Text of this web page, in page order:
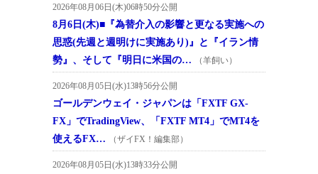
2026年08月06日(木)06時50分公開
8月6日(木)■『為替介入の影響と更なる実施への
思惑(先週と週明けに実施あり)』と『イラン情
勢』、そして『明日に米国の…
（羊飼い）
2026年08月05日(水)13時56分公開
ゴールデンウェイ・ジャパンは「FXTF GX-
FX」でTradingView、「FXTF MT4」でMT4を
使えるFX…
（ザイFX！編集部）
2026年08月05日(水)13時33分公開